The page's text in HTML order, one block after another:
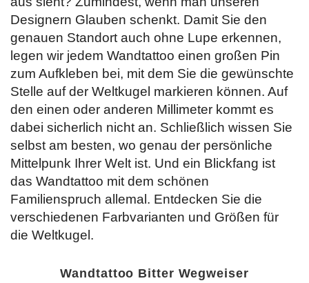
Designern Glauben schenkt. Damit Sie den
genauen Standort auch ohne Lupe erkennen,
legen wir jedem Wandtattoo einen großen Pin
zum Aufkleben bei, mit dem Sie die gewünschte
Stelle auf der Weltkugel markieren können. Auf
den einen oder anderen Millimeter kommt es
dabei sicherlich nicht an. Schließlich wissen Sie
selbst am besten, wo genau der persönliche
Mittelpunk Ihrer Welt ist. Und ein Blickfang ist
das Wandtattoo mit dem schönen
Familienspruch allemal. Entdecken Sie die
verschiedenen Farbvarianten und Größen für
die Weltkugel.
Wandtattoo Bitter Wegweiser